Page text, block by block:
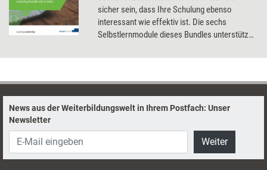
sicher sein, dass Ihre Schulung ebenso
interessant wie effektiv ist. Die sechs
Selbstlernmodule dieses Bundles unterstützen
diesen Kompetenzbereich auszubauen.
News aus der Weiterbildungswelt in Ihrem Postfach: Unser
Newsletter
Weiter